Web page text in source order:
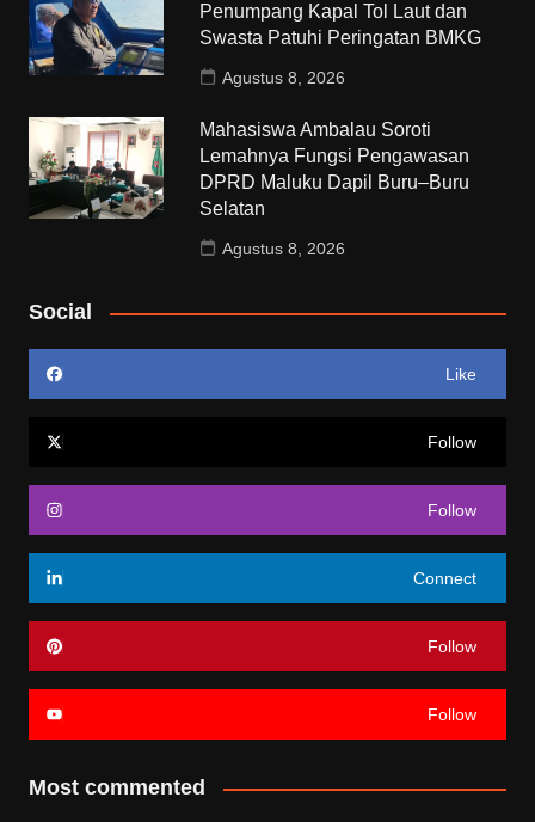
Penumpang Kapal Tol Laut dan
Swasta Patuhi Peringatan BMKG
Agustus 8, 2026
Mahasiswa Ambalau Soroti
Lemahnya Fungsi Pengawasan
DPRD Maluku Dapil Buru–Buru
Selatan
Agustus 8, 2026
Social
Like
Follow
Follow
Connect
Follow
Follow
Most commented